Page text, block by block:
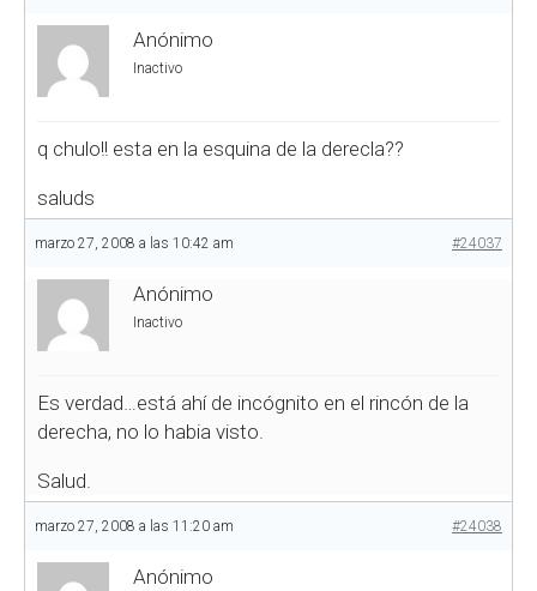
Anónimo
Inactivo
q chulo!! esta en la esquina de la derecla??
saluds
marzo 27, 2008 a las 10:42 am #24037
Anónimo
Inactivo
Es verdad…está ahí de incógnito en el rincón de la
derecha, no lo habia visto.
Salud.
marzo 27, 2008 a las 11:20 am #24038
Anónimo